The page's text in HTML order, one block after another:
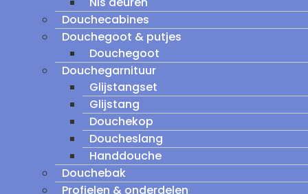
Douchecabines
Douchegoot & putjes
Douchegoot
Douchegarnituur
Glijstangset
Glijstang
Douchekop
Doucheslang
Handdouche
Douchebak
Profielen & onderdelen